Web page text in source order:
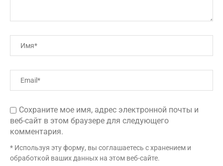
Сохраните мое имя, адрес электронной почты и
веб-сайт в этом браузере для следующего
комментария.
* Используя эту форму, вы соглашаетесь с хранением и
обработкой ваших данных на этом веб-сайте.